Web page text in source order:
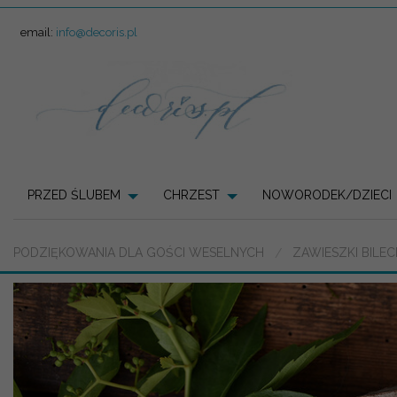
email: info@decoris.pl
PRZED ŚLUBEM CHRZEST NOWORODEK/DZIECI
PODZIĘKOWANIA DLA GOŚCI WESELNYCH ZAWIESZKI